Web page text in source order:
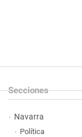
Secciones
Navarra
Política